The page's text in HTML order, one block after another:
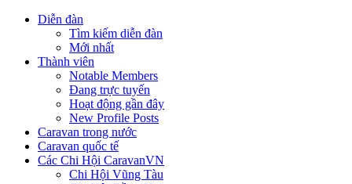
Diễn đàn
Tìm kiếm diễn đàn
Mới nhất
Thành viên
Notable Members
Đang trực tuyến
Hoạt động gần đây
New Profile Posts
Caravan trong nước
Caravan quốc tế
Các Chi Hội CaravanVN
Chi Hội Vũng Tàu